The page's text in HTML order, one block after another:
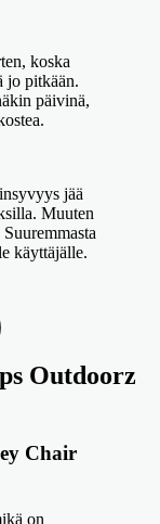
koska
jo pitkään.
päivinä,
jää
Muuten
käyttäjälle.
Outdoorz
Chair
on